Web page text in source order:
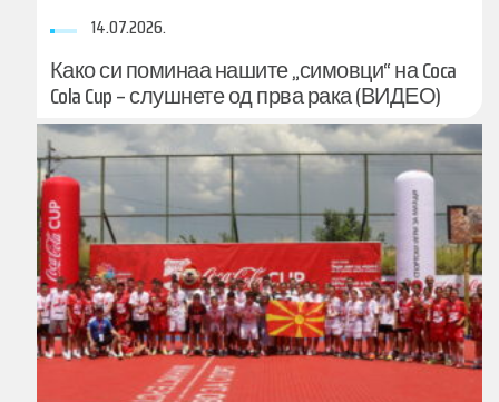
14.07.2026.
Како си поминаа нашите „симовци“ на Coca
Cola Cup – слушнете од прва рака (ВИДЕО)